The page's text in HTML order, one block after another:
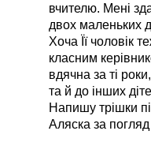
вчителю. Мені
двох маленьких
Хоча Її чоловік
класним
вдячна за ті
та й до інших
Напишу трішки
Аляска за погляд